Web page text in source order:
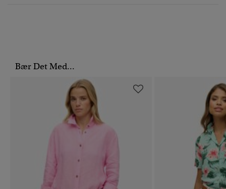
Bær Det Med...